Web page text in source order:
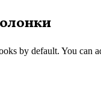
by default. You can